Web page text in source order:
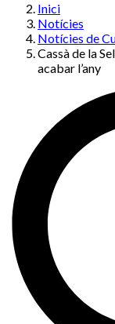
Inici
Notícies
Notícies de
Cassà de la
acabar l’any